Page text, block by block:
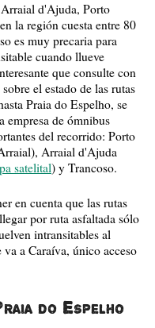
d'Ajuda, Porto
la región cuesta entre 80
es muy precaria para
cuando llueve
que consulte con
el estado de las rutas
Praia do Espelho, se
empresa de ómnibus
del recorrido: Porto
Arraial d'Ajuda
satelital) y Trancoso.
en cuenta que las rutas
por ruta asfaltada sólo
intransitables al
a Caraíva, único acceso
do Espelho